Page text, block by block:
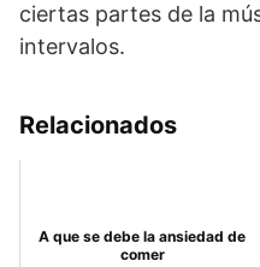
ciertas partes de la
intervalos.
Relacionados
A que se debe la ansiedad de
comer